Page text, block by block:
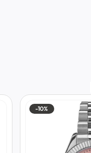
-10%